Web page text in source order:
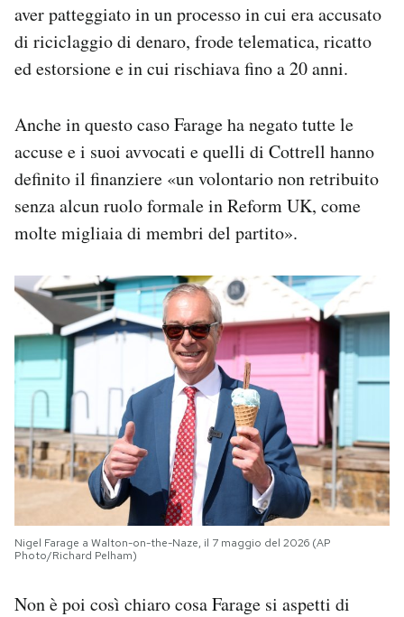
aver patteggiato in un processo in cui era accusato
di riciclaggio di denaro, frode telematica, ricatto
ed estorsione e in cui rischiava fino a 20 anni.
Anche in questo caso Farage ha negato tutte le
accuse e i suoi avvocati e quelli di Cottrell hanno
definito il finanziere «un volontario non retribuito
senza alcun ruolo formale in Reform UK, come
molte migliaia di membri del partito».
Nigel Farage a Walton-on-the-Naze, il 7 maggio del 2026 (AP
Photo/Richard Pelham)
Non è poi così chiaro cosa Farage si aspetti di